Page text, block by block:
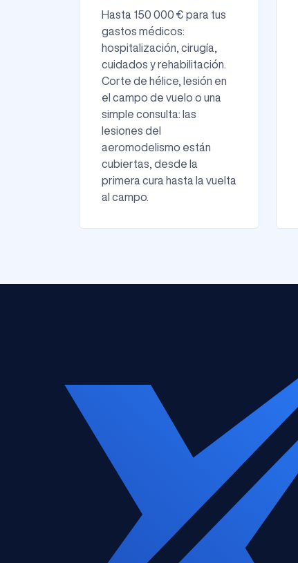
Hasta 150 000 € para tus
gastos médicos:
hospitalización, cirugía,
cuidados y rehabilitación.
Corte de hélice, lesión en
el campo de vuelo o una
simple consulta: las
lesiones del
aeromodelismo están
cubiertas, desde la
primera cura hasta la vuelta
al campo.